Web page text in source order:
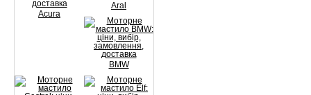
Acura
Aral
BMW